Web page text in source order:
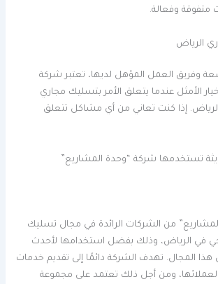
متفوقة وفعالة.
الرياض
وفريق العمل المؤهل لديها، تعتبر شركة
الأمثل عندما يتعلق الأمر بتسليك مجاري
إذا كنت تعاني من أي مشاكل تتعلق
من الشركات الرائدة في مجال تسليك
في الرياض، وذلك بفضل استخدامها لأحدث
هذا المجال. تهدف الشركة دائمًا إلى تقديم خدمات
لعملائها، ومن أجل ذلك تعتمد على مجموعة